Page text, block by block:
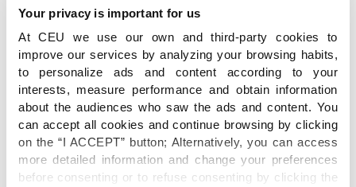
Your privacy is important for us
At CEU we use our own and third-party cookies to
improve our services by analyzing your browsing habits,
to personalize ads and content according to your
interests, measure performance and obtain information
about the audiences who saw the ads and content. You
can accept all cookies and continue browsing by clicking
on the “I ACCEPT” button; Alternatively, you can access
more detailed information and change your preferences
before consenting or to refuse consenting by clicking the
Inteligencia Artificial en el
ámbito educativo: por un
uso seguro y ético
Elpensamiento crítico es una de las grandes
habilidades que se necesitarán para utilizar la IA